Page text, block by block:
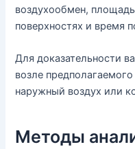
воздухообмен,
поверхностях и время
Для доказательности
возле
наружный воздух или
Методы